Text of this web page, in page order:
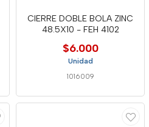
CIERRE DOBLE BOLA ZINC
48.5X10 - FEH 4102
$6.000
Unidad
1016009